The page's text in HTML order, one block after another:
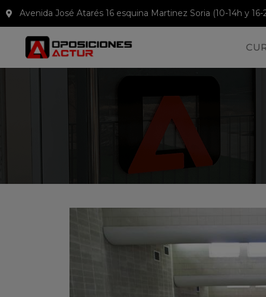
Avenida José Atarés 16 esquina Martinez Soria (10-14h y